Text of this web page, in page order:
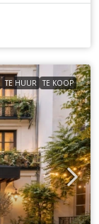
TE HUUR TE KOOP